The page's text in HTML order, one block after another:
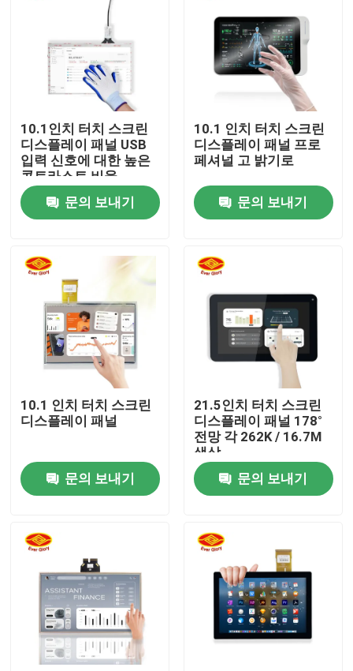
홈
제품 소개
동영상
회사 소개
공장 투어
품질 관리
견적 요청
터치 시현패널
10.1인치 터치 스크린
디스플레이 패널 USB
입력 신호에 대한 높은
콘트라스트 비율
문의 보내기
10.1 인치 터치 스크린
디스플레이 패널 프로
페셔널 고 밝기로
문의 보내기
10.1 인치 터치 스크린
디스플레이 패널
문의 보내기
21.5인치 터치 스크린
디스플레이 패널 178°
전망 각 262K / 16.7M
색상
문의 보내기